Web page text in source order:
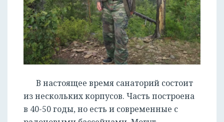
В настоящее время санаторий состоит
из нескольких корпусов. Часть построена
в 40-50 годы, но есть и современные с